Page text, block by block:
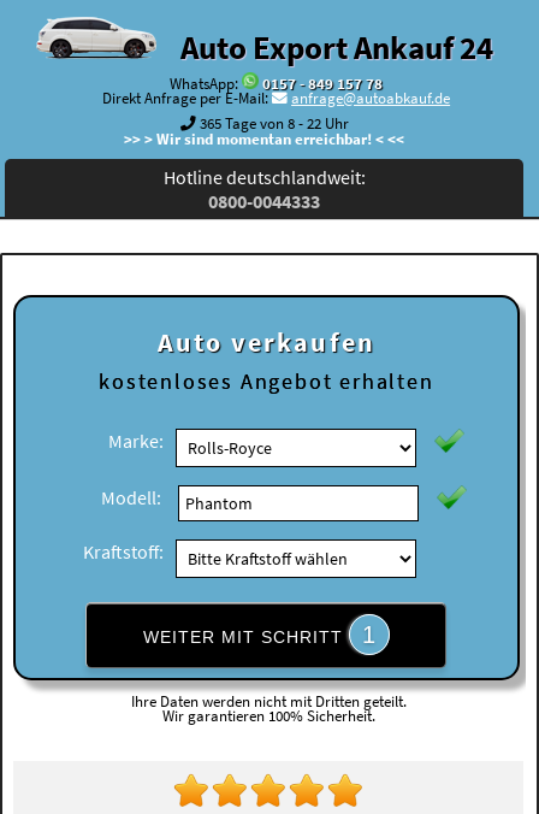
Auto Export Ankauf 24
WhatsApp:
0157 - 849 157 78
Direkt Anfrage per E-Mail:
anfrage@autoabkauf.de
365 Tage von 8 - 22 Uhr
>> > Wir sind momentan erreichbar! < <<
Hotline deutschlandweit:
0800-0044333
Auto verkaufen
kostenloses Angebot erhalten
Marke:
Modell:
Kraftstoff:
WEITER MIT SCHRITT 1
Ihre Daten werden nicht mit Dritten geteilt.
Wir garantieren 100% Sicherheit.